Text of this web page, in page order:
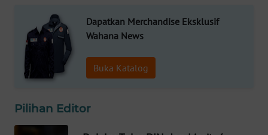
Dapatkan Merchandise Eksklusif
Wahana News
Buka Katalog
Pilihan Editor
WAHANA
SPORT
WAHANA
UMKM
WAHANA
SELEB